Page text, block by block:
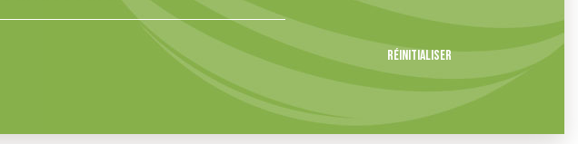
Réinitialiser